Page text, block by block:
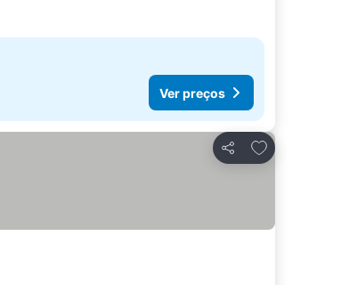
Ver preços
Partilhar
Adicionar